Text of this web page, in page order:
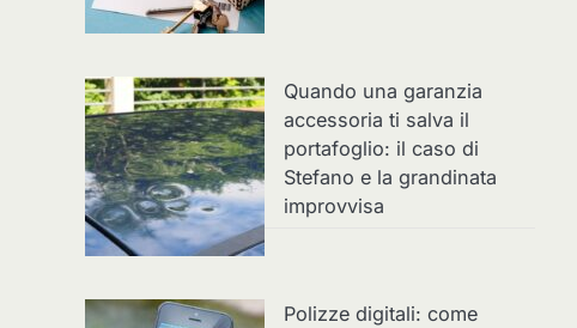
Quando una garanzia
accessoria ti salva il
portafoglio: il caso di
Stefano e la grandinata
improvvisa
Polizze digitali: come